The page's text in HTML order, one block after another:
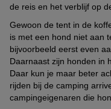
de reis en het verblijf op
Gewoon de tent in de
is met een hond niet aan
bijvoorbeeld eerst even
Daarnaast zijn honden in
Daar kun je maar beter
rijden bij de camping
campingeigenaren die